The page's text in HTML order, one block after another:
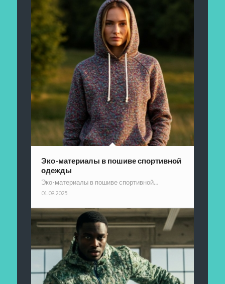
Эко-материалы в пошиве спортивной
одежды
Эко-материалы в пошиве спортивной…
01.09.2025